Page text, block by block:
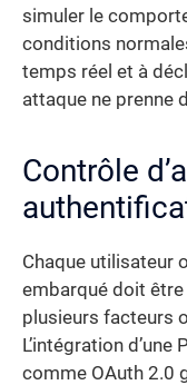
simuler le
conditions
temps réel et à
attaque ne prenne
Contrôle
Chaque utilisateur
embarqué doit
plusieurs facteurs
L’intégration
comme OAuth 2.0